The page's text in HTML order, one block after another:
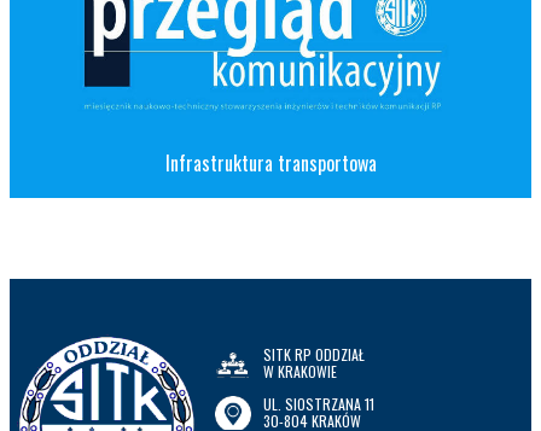
Infrastruktura transportowa
SITK RP ODDZIAŁ
W KRAKOWIE
UL. SIOSTRZANA 11
30-804 KRAKÓW